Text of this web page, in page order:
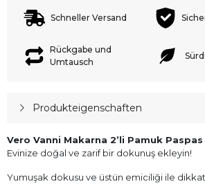
Schneller Versand
Rückgabe und
Umtausch
Produkteigenschaften
Vero Vanni Makarna 2’li Pamuk
Evinize doğal ve zarif bir dokunuş ekleyin!
Yumuşak dokusu ve üstün emiciliği ile